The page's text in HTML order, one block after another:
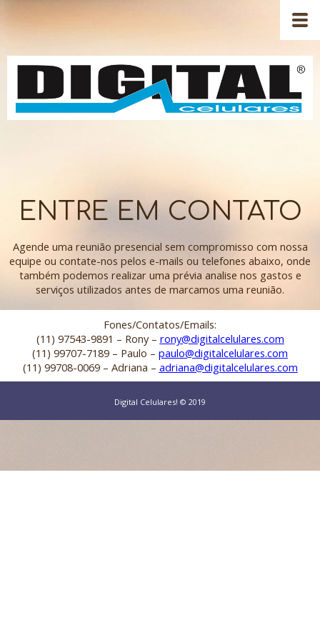
ENTRE EM CONTATO
Agende uma reunião presencial sem compromisso com nossa
equipe ou contate-nos pelos e-mails ou telefones abaixo, onde
também podemos realizar uma prévia analise nos gastos e
serviços utilizados antes de marcamos uma reunião.
Fones/Contatos/Emails:
(11) 97543-9891 – Rony – rony@digitalcelulares.com
(11) 99707-7189 – Paulo – paulo@digitalcelulares.com
(11) 99708-0069 – Adriana – adriana@digitalcelulares.com
Digital Celulares! © 2019